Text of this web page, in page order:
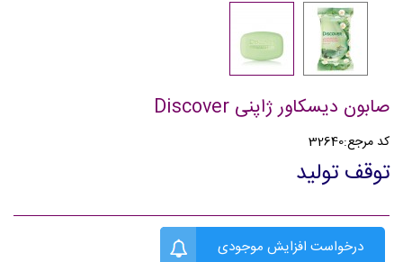
صابون دیسکاور ژاپنی Discover
کد مرجع:32640
توقف تولید
درخواست افزایش موجودی